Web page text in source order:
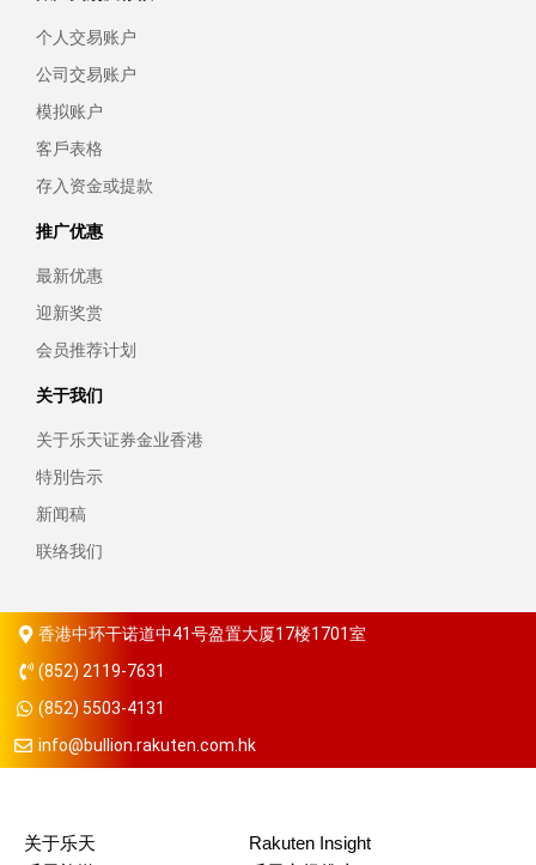
个人交易账户
公司交易账户
模拟账户
客戶表格
存入资金或提款
推广优惠
最新优惠
迎新奖赏
会员推荐计划
关于我们
关于乐天证券金业香港
特別告示
新闻稿
联络我们
香港中环干诺道中41号盈置大厦17楼1701室
(852) 2119-7631
(852) 5503-4131
info@bullion.rakuten.com.hk
关于乐天
Rakuten Insight